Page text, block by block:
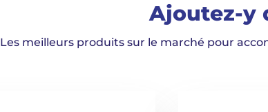
Ajoutez-y
Les meilleurs produits sur le marché pour